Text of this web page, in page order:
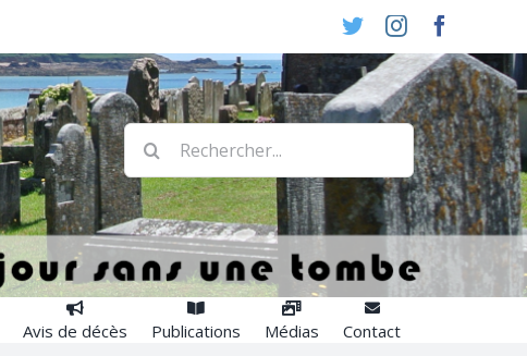
TwitterInstagram
Rechercher:
Avis de décès Publications Médias Contact